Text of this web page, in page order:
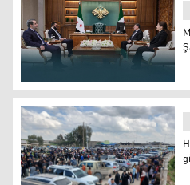
Mezlûm Ebdî û Îlham